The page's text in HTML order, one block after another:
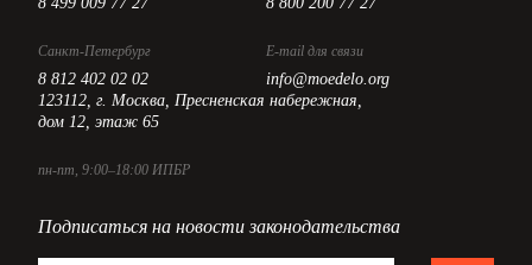
Санкт-Петербург
8 812 402 02 02
E-mail для связи
info@moedelo.org
123112, г. Москва, Пресненская набережная,
дом 12, этаж 65
пн-пт, 9:00–18:00 ИПБР
Подписаться на новости законодательства